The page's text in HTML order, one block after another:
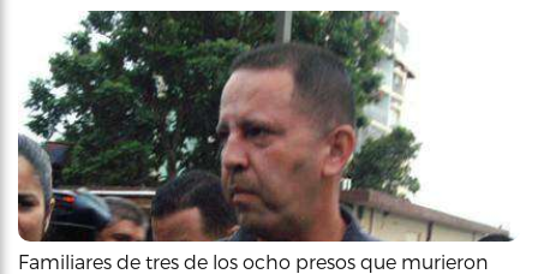
Familiares de tres de los ocho presos que murieron